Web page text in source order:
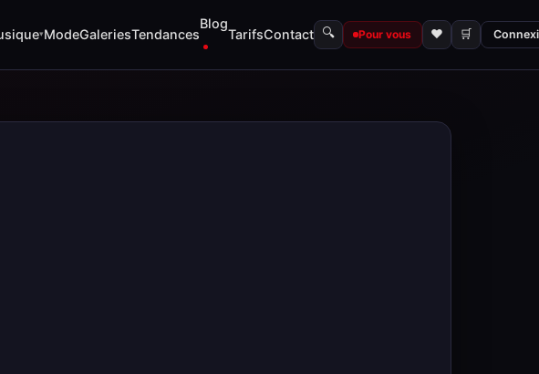
▾ModeGaleriesTendances
Blog
TarifsContact 🔍 Pour vous ♥ 🛒